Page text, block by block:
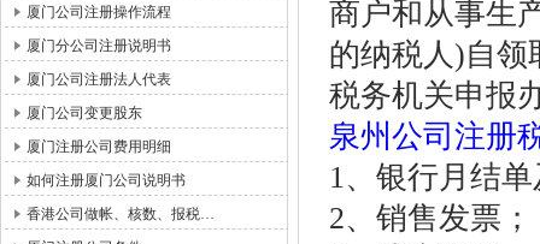
厦门公司注册操作流程
厦门分公司注册说明书
厦门公司注册法人代表
厦门公司变更股东
厦门注册公司费用明细
如何注册厦门公司说明书
香港公司做帐、核数、报税…
商户和从事生
的纳税人)自领
税务机关申报
泉州公司注册
1、银行月结
2、销售发票；